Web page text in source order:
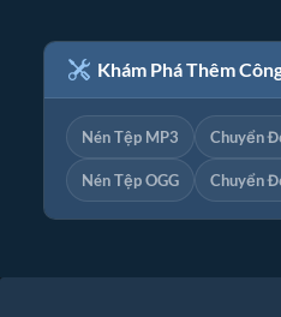
Khám Phá Thêm
Nén Tệp MP3 Chuyển
Nén Tệp OGG Chuyển